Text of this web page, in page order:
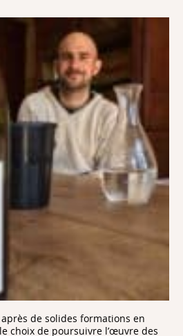
de solides formations en
choix de poursuivre l’œuvre des